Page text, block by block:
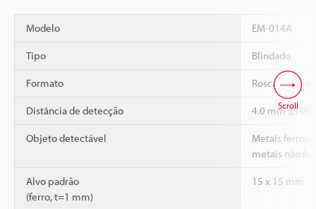
Modelo EM-014A
Tipo Blindado
Formato Roscado M14
Distância de detecção 4.0 mm ±10%
Objeto detectável
Metais
metais não
Alvo padrão
(ferro, t=1 mm)
15 x 15 mm
Scroll